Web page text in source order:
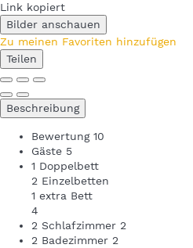
Link kopiert
Bilder anschauen
Zu meinen Favoriten hinzufügen
Teilen
Beschreibung
Bewertung 10
Gäste 5
1 Doppelbett
2 Einzelbetten
1 extra Bett
4
2 Schlafzimmer 2
2 Badezimmer 2